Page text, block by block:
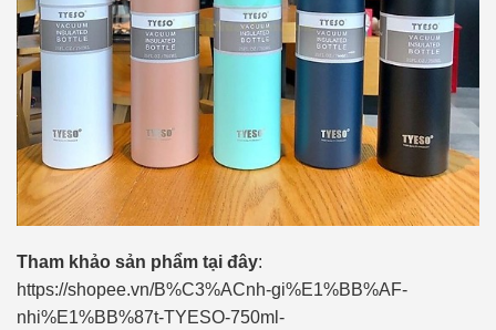
Tham khảo sản phẩm tại đây:
https://shopee.vn/B%C3%ACnh-gi%E1%BB%AF-
nhi%E1%BB%87t-TYESO-750ml-